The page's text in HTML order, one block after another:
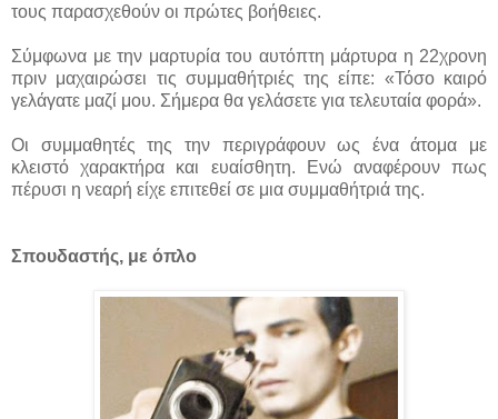
τους παρασχεθούν οι πρώτες βοήθειες.
Σύμφωνα με την μαρτυρία του αυτόπτη μάρτυρα η 22χρονη
πριν μαχαιρώσει τις συμμαθήτριές της είπε: «Τόσο καιρό
γελάγατε μαζί μου. Σήμερα θα γελάσετε για τελευταία φορά».
Οι συμμαθητές της την περιγράφουν ως ένα άτομα με
κλειστό χαρακτήρα και ευαίσθητη. Ενώ αναφέρουν πως
πέρυσι η νεαρή είχε επιτεθεί σε μια συμμαθήτριά της.
Σπουδαστής, με όπλο